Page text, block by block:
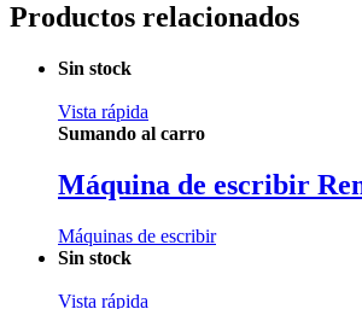
Productos relacionados
Sin stock
Vista rápida
Sumando al carro
Máquina de escribir
Máquinas de escribir
Sin stock
Vista rápida